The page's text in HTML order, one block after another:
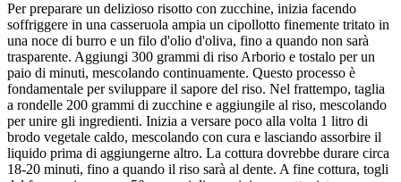
Per preparare un delizioso risotto con zucchine, inizia facendo
soffriggere in una casseruola ampia un cipollotto finemente tritato in
una noce di burro e un filo d'olio d'oliva, fino a quando non sarà
trasparente. Aggiungi 300 grammi di riso Arborio e tostalo per un
paio di minuti, mescolando continuamente. Questo processo è
fondamentale per sviluppare il sapore del riso. Nel frattempo, taglia
a rondelle 200 grammi di zucchine e aggiungile al riso, mescolando
per unire gli ingredienti. Inizia a versare poco alla volta 1 litro di
brodo vegetale caldo, mescolando con cura e lasciando assorbire il
liquido prima di aggiungerne altro. La cottura dovrebbe durare circa
18-20 minuti, fino a quando il riso sarà al dente. A fine cottura, togli